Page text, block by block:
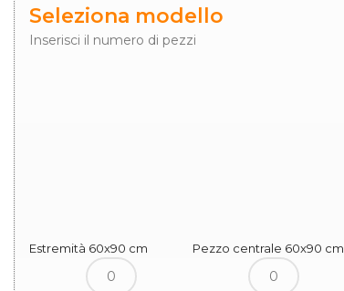
Seleziona modello
Inserisci il numero di pezzi
Estremità 60x90 cm Pezzo centrale 60x90 cm